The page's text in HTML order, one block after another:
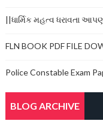
||ધાર્મિક મહત્વ ધરાવતા
FLN BOOK PDF FILE
Police Constable Exam
BLOG ARCHIVE